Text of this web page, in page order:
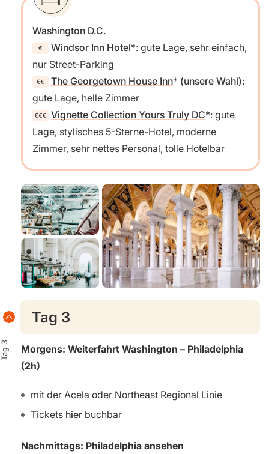
Washington D.C.
Windsor Inn Hotel : gute Lage, sehr einfach,
nur Street-Parking
The Georgetown House Inn
(unsere Wahl):
gute Lage, helle Zimmer
Vignette Collection Yours Truly DC : gute
Lage, stylisches 5-Sterne-Hotel, moderne
Zimmer, sehr nettes Personal, tolle Hotelbar
Tag 3
Tag 3
Morgens: Weiterfahrt Washington – Philadelphia
(2h)
mit der Acela oder Northeast Regional Linie
Tickets hierbuchbar
Nachmittags: Philadelphia ansehen